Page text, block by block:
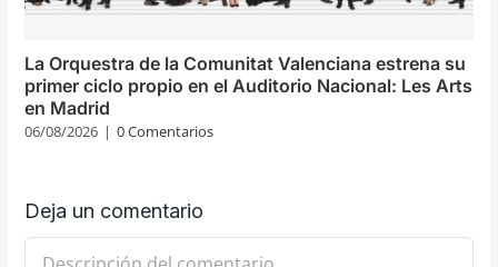
La Orquestra de la Comunitat Valenciana estrena su
primer ciclo propio en el Auditorio Nacional: Les Arts
en Madrid
06/08/2026 | 0 Comentarios
Deja un comentario
Comentario